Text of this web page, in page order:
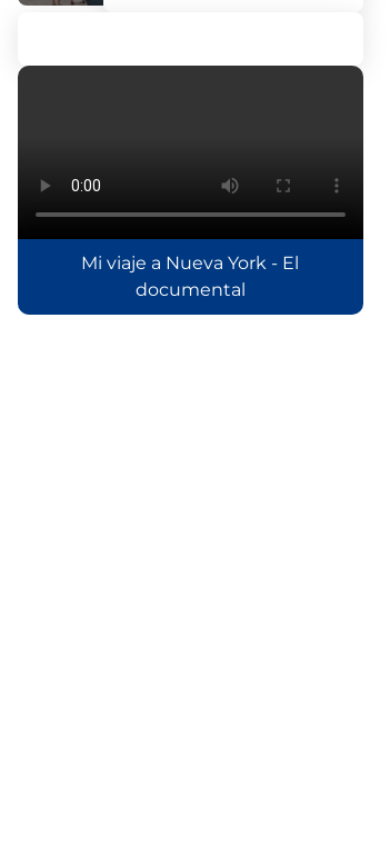
Mi viaje a Nueva York - El
documental